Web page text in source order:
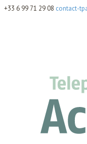
+33 6 99 71 29 08 contact-